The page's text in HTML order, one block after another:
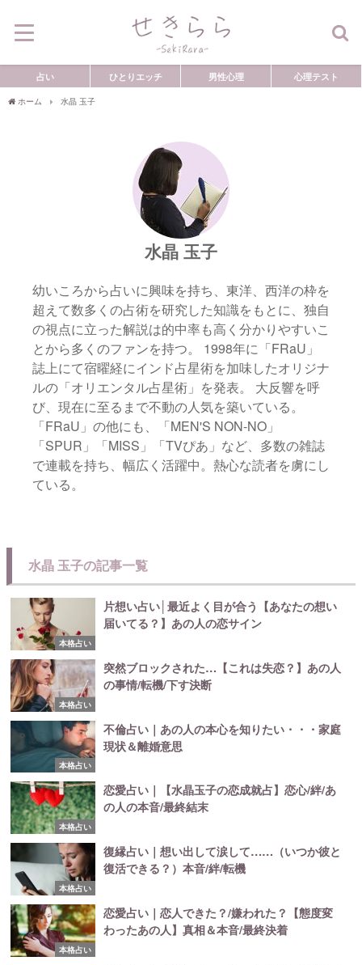
占い ひとりエッチ 男性心理 心理テスト
ホーム 水晶 玉子
水晶 玉子
幼いころから占いに興味を持ち、東洋、西洋の枠を
超えて数多くの占術を研究した知識をもとに、独自
の視点に立った解説は的中率も高く分かりやすいこ
とから多くのファンを持つ。 1998年に「FRaU」
誌上にて宿曜経にインド占星術を加味したオリジナ
ルの「オリエンタル占星術」を発表。 大反響を呼
び、現在に至るまで不動の人気を築いている。
「FRaU」の他にも、「MEN'S NON-NO」
「SPUR」「MISS」「TVぴあ」など、多数の雑誌
で連載を持ち、幅広く活躍中。熱心な読者を虜にし
ている。
水晶 玉子の記事一覧
本格占い
片想い占い│最近よく目が合う【あなたの想い
届いてる？】あの人の恋サイン
本格占い
突然ブロックされた…【これは失恋？】あの人
の事情/転機/下す決断
本格占い
不倫占い｜あの人の本心を知りたい・・・家庭
現状＆離婚意思
本格占い
恋愛占い｜【水晶玉子の恋成就占】恋心/絆/あ
の人の本音/最終結末
本格占い
復縁占い｜想い出して涙して……（いつか彼と
復活できる？）本音/絆/転機
本格占い
恋愛占い｜恋人できた？/嫌われた？【態度変
わったあの人】真相＆本音/最終決着